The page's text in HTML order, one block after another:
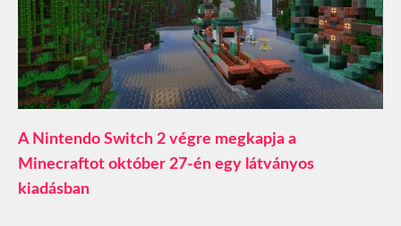
A Nintendo Switch 2 végre megkapja a
Minecraftot október 27-én egy látványos
kiadásban